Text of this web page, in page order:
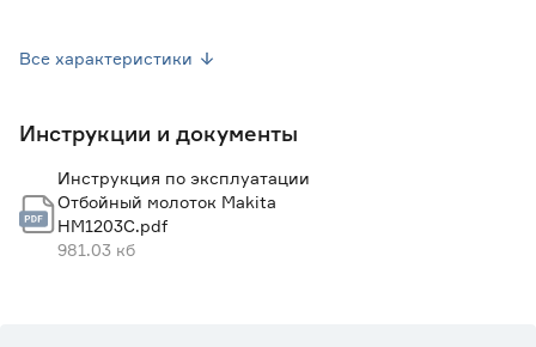
Страна производства
Китай
Гарантия
Вес брутто (кг)
Все характеристики
Инструкции и документы
Инструкция по эксплуатации
Отбойный молоток Makita
HM1203C.pdf
981.03 кб